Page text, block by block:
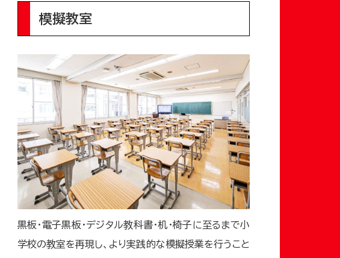
模擬教室
黒板・電子黒板・デジタル教科書・机・椅子に至るまで小
学校の教室を再現し、より実践的な模擬授業を行うこと